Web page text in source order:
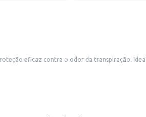
eficaz contra o odor da transpiração.